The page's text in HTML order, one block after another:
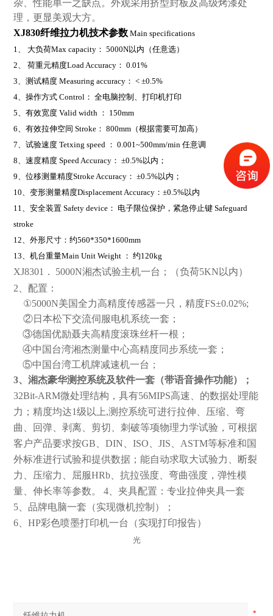
杂、性能单一之缺点。外观采用挤型封板及高级烤漆处
理，更显美观大方。
XJ830纤维拉力机技术参数 Main specifications
1、 大负荷Max capacity ： 5000N以内 （任意选）
2、 荷重元精度Load Accuracy ： 0.01%
3、测试精度 Measuring accuracy ： < ±0.5%
4、操作方式 Control ： 全电脑控制、打印机打印
5、有效宽度 Valid width ： 150mm
6、有效拉伸空间 Stroke ： 800mm（根据需要可加高）
7、试验速度 Tetxing speed ： 0.001~500mm/min任意调
8、速度精度 Speed Accuracy ： ±0.5%以内；
9、位移测量精度Stroke Accuracy ： ±0.5%以内；
10、变形测量精度Displacement Accuracy ：±0.5%以内
11、安全装置 Safety device ： 电子限位保护，紧急停止键 Safeguard
stroke
12、外形尺寸：约560*350*1600mm
13、机台重量Main Unit Weight ： 约120kg
XJ8301 ． 5000N湘杰试验主机一台；（负荷5KN以内）
2 、配置：
①5000N美国全力高精度传感器一只，精度FS±0.02%;
②日本松下交流伺服电机系统一套；
③德国优励聂夫高精度滚珠丝杆一根；
④中国台湾湘杰测量中心高精度同步系统一套；
⑤中国台湾工机牌减速机一台；
3、湘杰豪华测控系统及软件一套（带语音操作功能）；
32Bit-ARM微处理结构，具有56MIPS高速、的数据处理能
力；精度均达1级以上,测控系统可进行拉伸、压缩、弯
曲、回弹、剥离、剪切、刺破等项物理力学试验，可根据
客户产品要求按GB、DIN、ISO、JIS、ASTM等标准和国
外标准进行试验和提供数据；能自动求取大试验力、断裂
力、压缩力、屈服HRb、抗拉强度、弯曲强度，弹性模
量、伸长率等参数。
4 、夹具配置：专业拉伸夹具一套
5 、品牌电脑一套（实现微机控制）；
6 、HP彩色喷墨打印机一台（实现打印报告）
光